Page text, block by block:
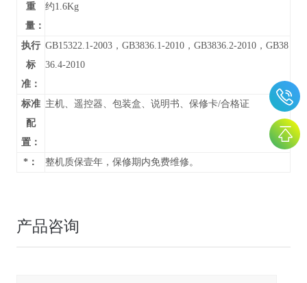
重
量：
约1.6Kg
执行
标
准：
GB15322.1-2003，GB3836.1-2010，GB3836.2-2010，GB38
36.4-2010
标准
配
置：
主机、遥控器、包装盒、说明书、保修卡/合格证
*： 整机质保壹年，保修期内免费维修。
产品咨询